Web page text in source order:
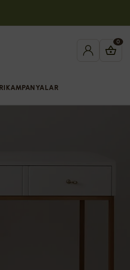
0
KAMPANYALAR